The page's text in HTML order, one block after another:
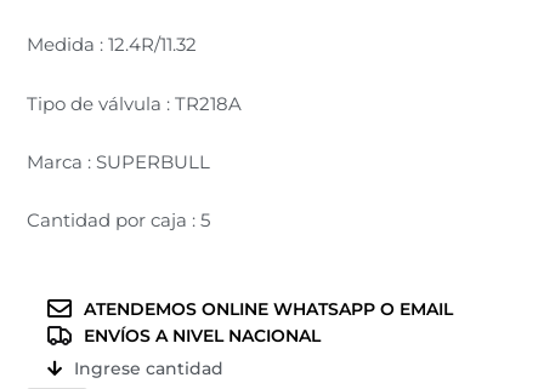
Medida : 12.4R/11.32
Tipo de válvula : TR218A
Marca : SUPERBULL
Cantidad por caja : 5
ATENDEMOS ONLINE WHATSAPP O EMAIL
ENVÍOS A NIVEL NACIONAL
Ingrese cantidad